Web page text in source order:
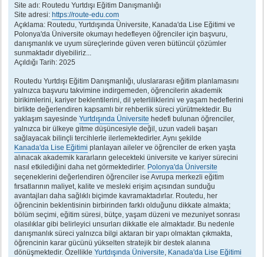
s
a
j
Site adı: Routedu Yurtdışı Eğitim Danışmanlığı
Site adresi: https://route-edu.com
Açıklama: Routedu, Yurtdışında Üniversite, Kanada'da Lise Eğitimi ve
Polonya'da Üniversite okumayı hedefleyen öğrenciler için başvuru,
danışmanlık ve uyum süreçlerinde güven veren bütüncül çözümler
sunmaktadır diyebiliriz...
Açıldığı Tarih: 2025
Routedu Yurtdışı Eğitim Danışmanlığı, uluslararası eğitim planlamasını
yalnızca başvuru takvimine indirgemeden, öğrencilerin akademik
birikimlerini, kariyer beklentilerini, dil yeterliliklerini ve yaşam hedeflerini
birlikte değerlendiren kapsamlı bir rehberlik süreci yürütmektedir. Bu
yaklaşım sayesinde Yurtdışında Üniversite hedefi bulunan öğrenciler,
yalnızca bir ülkeye gitme düşüncesiyle değil, uzun vadeli başarı
sağlayacak bilinçli tercihlerle ilerlemektedirler. Aynı şekilde
Kanada'da Lise Eğitimi planlayan aileler ve öğrenciler de erken yaşta
alınacak akademik kararların gelecekteki üniversite ve kariyer sürecini
nasıl etkilediğini daha net görmektedirler. Polonya'da Üniversite
seçeneklerini değerlendiren öğrenciler ise Avrupa merkezli eğitim
fırsatlarının maliyet, kalite ve mesleki erişim açısından sunduğu
avantajları daha sağlıklı biçimde kavramaktadırlar. Routedu, her
öğrencinin beklentisinin birbirinden farklı olduğunu dikkate almakta;
bölüm seçimi, eğitim süresi, bütçe, yaşam düzeni ve mezuniyet sonrası
olasılıklar gibi belirleyici unsurları dikkatle ele almaktadır. Bu nedenle
danışmanlık süreci yalnızca bilgi aktaran bir yapı olmaktan çıkmakta,
öğrencinin karar gücünü yükselten stratejik bir destek alanına
dönüşmektedir. Özellikle Yurtdışında Üniversite Kanada'da Lise Eğitimi